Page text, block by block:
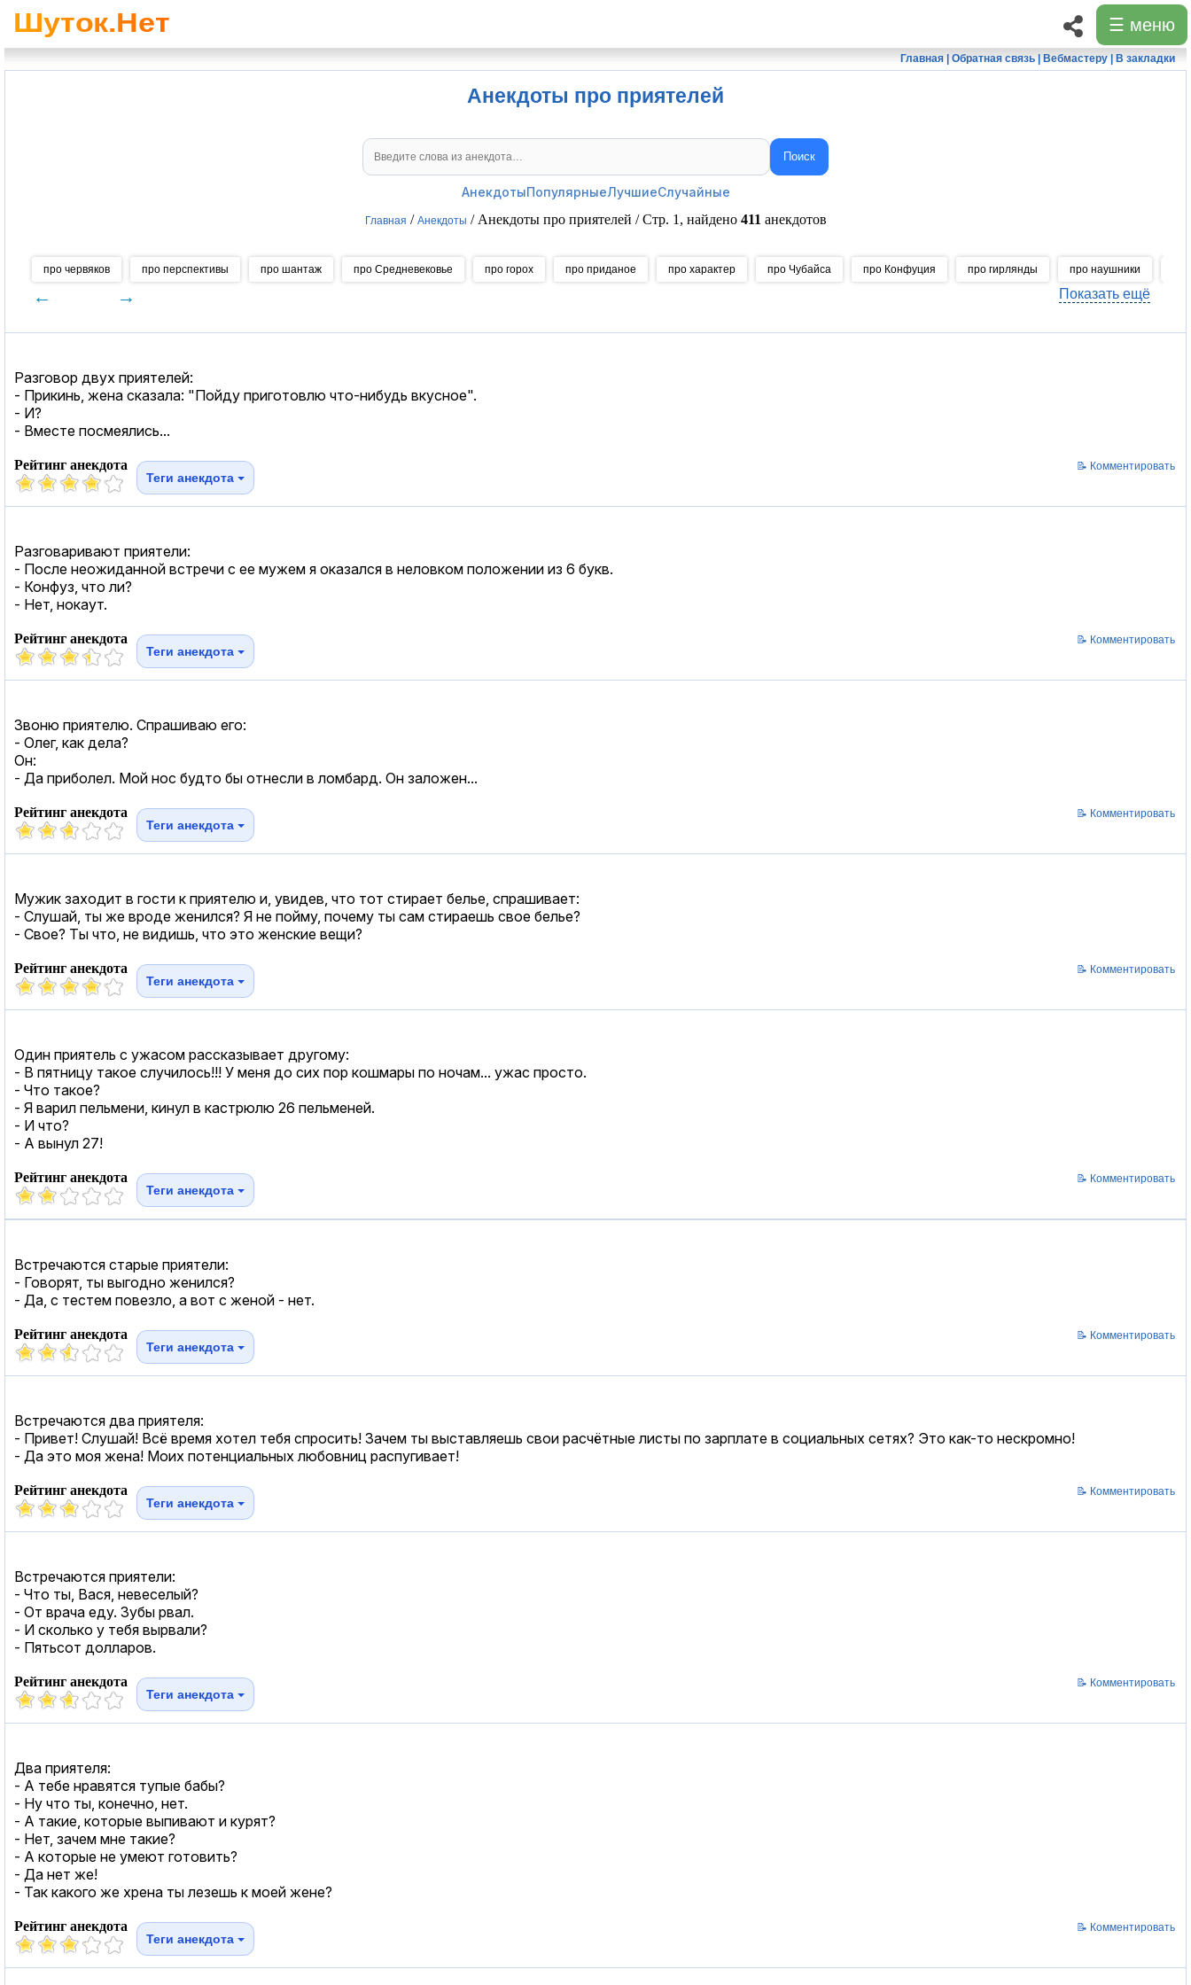
☰ меню
Главная| Обратная связь| Вебмастеру| В закладки
Анекдоты про приятелей
Поиск
АнекдотыПопулярныеЛучшиеСлучайные
Главная / Анекдоты / Анекдоты про приятелей / Стр. 1, найдено 411 анекдотов
про червяков про перспективы про шантаж про Средневековье про горох про приданое про характер про Чубайса про Конфуция про гирлянды про наушники
← → Показать ещё
Разговор двух приятелей:
- Прикинь, жена сказала: "Пойду приготовлю что-нибудь вкусное".
- И?
- Вместе посмеялись...
Рейтинг анекдота
Теги анекдота
📝 Комментировать
Разговаривают приятели:
- После неожиданной встречи с ее мужем я оказался в неловком положении из 6 букв.
- Конфуз, что ли?
- Нет, нокаут.
Рейтинг анекдота
Теги анекдота
📝 Комментировать
Звоню приятелю. Спрашиваю его:
- Олег, как дела?
Он:
- Да приболел. Мой нос будто бы отнесли в ломбард. Он заложен...
Рейтинг анекдота
Теги анекдота
📝 Комментировать
Мужик заходит в гости к приятелю и, увидев, что тот стирает белье, спрашивает:
- Слушай, ты же вроде женился? Я не пойму, почему ты сам стираешь свое белье?
- Свое? Ты что, не видишь, что это женские вещи?
Рейтинг анекдота
Теги анекдота
📝 Комментировать
Один приятель с ужасом рассказывает другому:
- В пятницу такое случилось!!! У меня до сих пор кошмары по ночам... ужас просто.
- Что такое?
- Я варил пельмени, кинул в кастрюлю 26 пельменей.
- И что?
- А вынул 27!
Рейтинг анекдота
Теги анекдота
📝 Комментировать
Встречаются старые приятели:
- Говорят, ты выгодно женился?
- Да, с тестем повезло, а вот с женой - нет.
Рейтинг анекдота
Теги анекдота
📝 Комментировать
Встречаются два приятеля:
- Привет! Слушай! Всё время хотел тебя спросить! Зачем ты выставляешь свои расчётные листы по зарплате в социальных сетях? Это как-то нескромно!
- Да это моя жена! Моих потенциальных любовниц распугивает!
Рейтинг анекдота
Теги анекдота
📝 Комментировать
Встречаются приятели:
- Что ты, Вася, невеселый?
- От врача еду. Зубы рвал.
- И сколько у тебя вырвали?
- Пятьсот долларов.
Рейтинг анекдота
Теги анекдота
📝 Комментировать
Два приятеля:
- А тебе нравятся тупые бабы?
- Ну что ты, конечно, нет.
- А такие, которые выпивают и курят?
- Нет, зачем мне такие?
- А которые не умеют готовить?
- Да нет же!
- Так какого же хрена ты лезешь к моей жене?
Рейтинг анекдота
Теги анекдота
📝 Комментировать